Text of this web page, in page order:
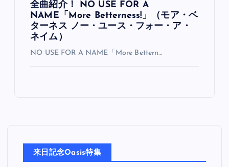
全曲紹介！ NO USE FOR A
NAME「More Betterness!」（モア・ベ
ターネス ノー・ユース・フォー・ア・
ネイム）
NO USE FOR A NAME「More Bettern…
来日記念Oasis特集